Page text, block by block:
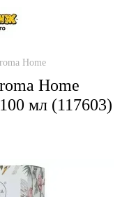
Home
Home
мл (117603)